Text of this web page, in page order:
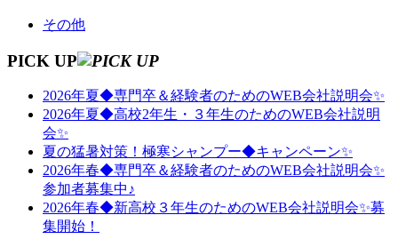
その他
PICK UP
2026年夏◆専門卒＆経験者のためのWEB会社説明会✨
2026年夏◆高校2年生・３年生のためのWEB会社説明
会✨
夏の猛暑対策！極寒シャンプー◆キャンペーン✨
2026年春◆専門卒＆経験者のためのWEB会社説明会✨
参加者募集中♪
2026年春◆新高校３年生のためのWEB会社説明会✨募
集開始！